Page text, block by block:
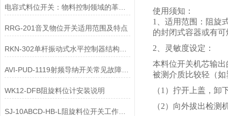
电容式料位开关：物料控制领域的革新者
RRG-201音叉物位开关适用范围及特点
AVI-PUD-1119射频导纳开关常见故障及处理方法
WK12-DFB阻旋料位计安装说明
SJ-10ABCD-HB-L阻旋料位开关工作原理
使用须知：
1、适用范围：阻旋
的封闭式容器或有
2、灵敏度设定：
本料位开关机芯输
被测介质比较轻（
（1）拧开上盖，卸
（2）向外拔出检测